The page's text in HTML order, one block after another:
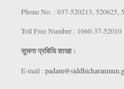
Phone No. : 037-520213, 520625,
Toll Free Number : 1660-37-52010
सूचना प्रबिधि शाखा :
E-mail :